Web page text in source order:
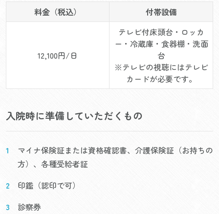
料金（税込） 付帯設備
12,100円/日
テレビ付床頭台・ロッカ
ー・冷蔵庫・食器棚・洗面
台
※テレビの視聴にはテレビ
カードが必要です。
入院時に準備していただくもの
マイナ保険証または資格確認書、介護保険証（お持ちの
方）、各種受給者証
印鑑（認印で可）
診察券